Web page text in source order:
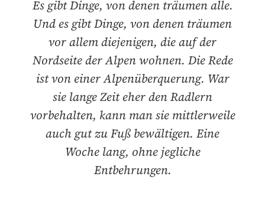
Es gibt Dinge, von denen träumen alle.
Und es gibt Dinge, von denen träumen
vor allem diejenigen, die auf der
Nordseite der Alpen wohnen. Die Rede
ist von einer Alpenüberquerung. War
sie lange Zeit eher den Radlern
vorbehalten, kann man sie mittlerweile
auch gut zu Fuß bewältigen. Eine
Woche lang, ohne jegliche
Entbehrungen.